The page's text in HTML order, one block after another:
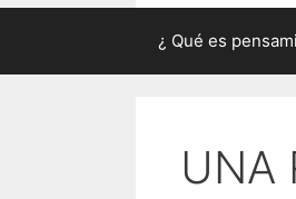
¿ Qué es
UNA